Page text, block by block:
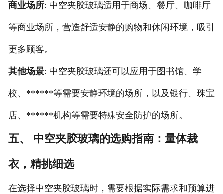
商业场所: 中空夹胶玻璃适用于商场、餐厅、咖啡厅
等商业场所，营造舒适安静的购物和休闲环境，吸引
更多顾客。
其他场景: 中空夹胶玻璃还可以应用于图书馆、学
校、******等需要安静环境的场所，以及银行、珠宝
店、******机构等需要特殊安全防护的场所。
五、 中空夹胶玻璃的选购指南：量体裁
衣，精挑细选
在选择中空夹胶玻璃时，需要根据实际需求和预算进